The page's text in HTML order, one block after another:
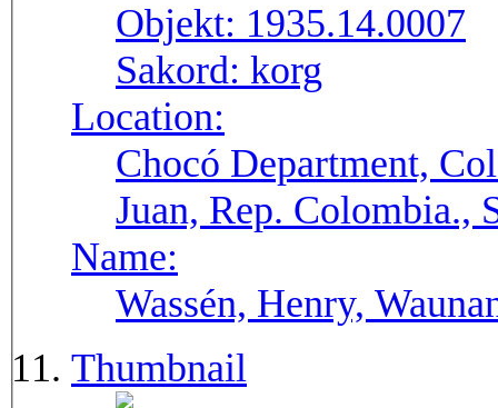
Objekt: 1935.14.0007
Sakord: korg
Location:
Chocó Department,
Juan, Rep. Colombia.,
Name:
Wassén, Henry,
Thumbnail